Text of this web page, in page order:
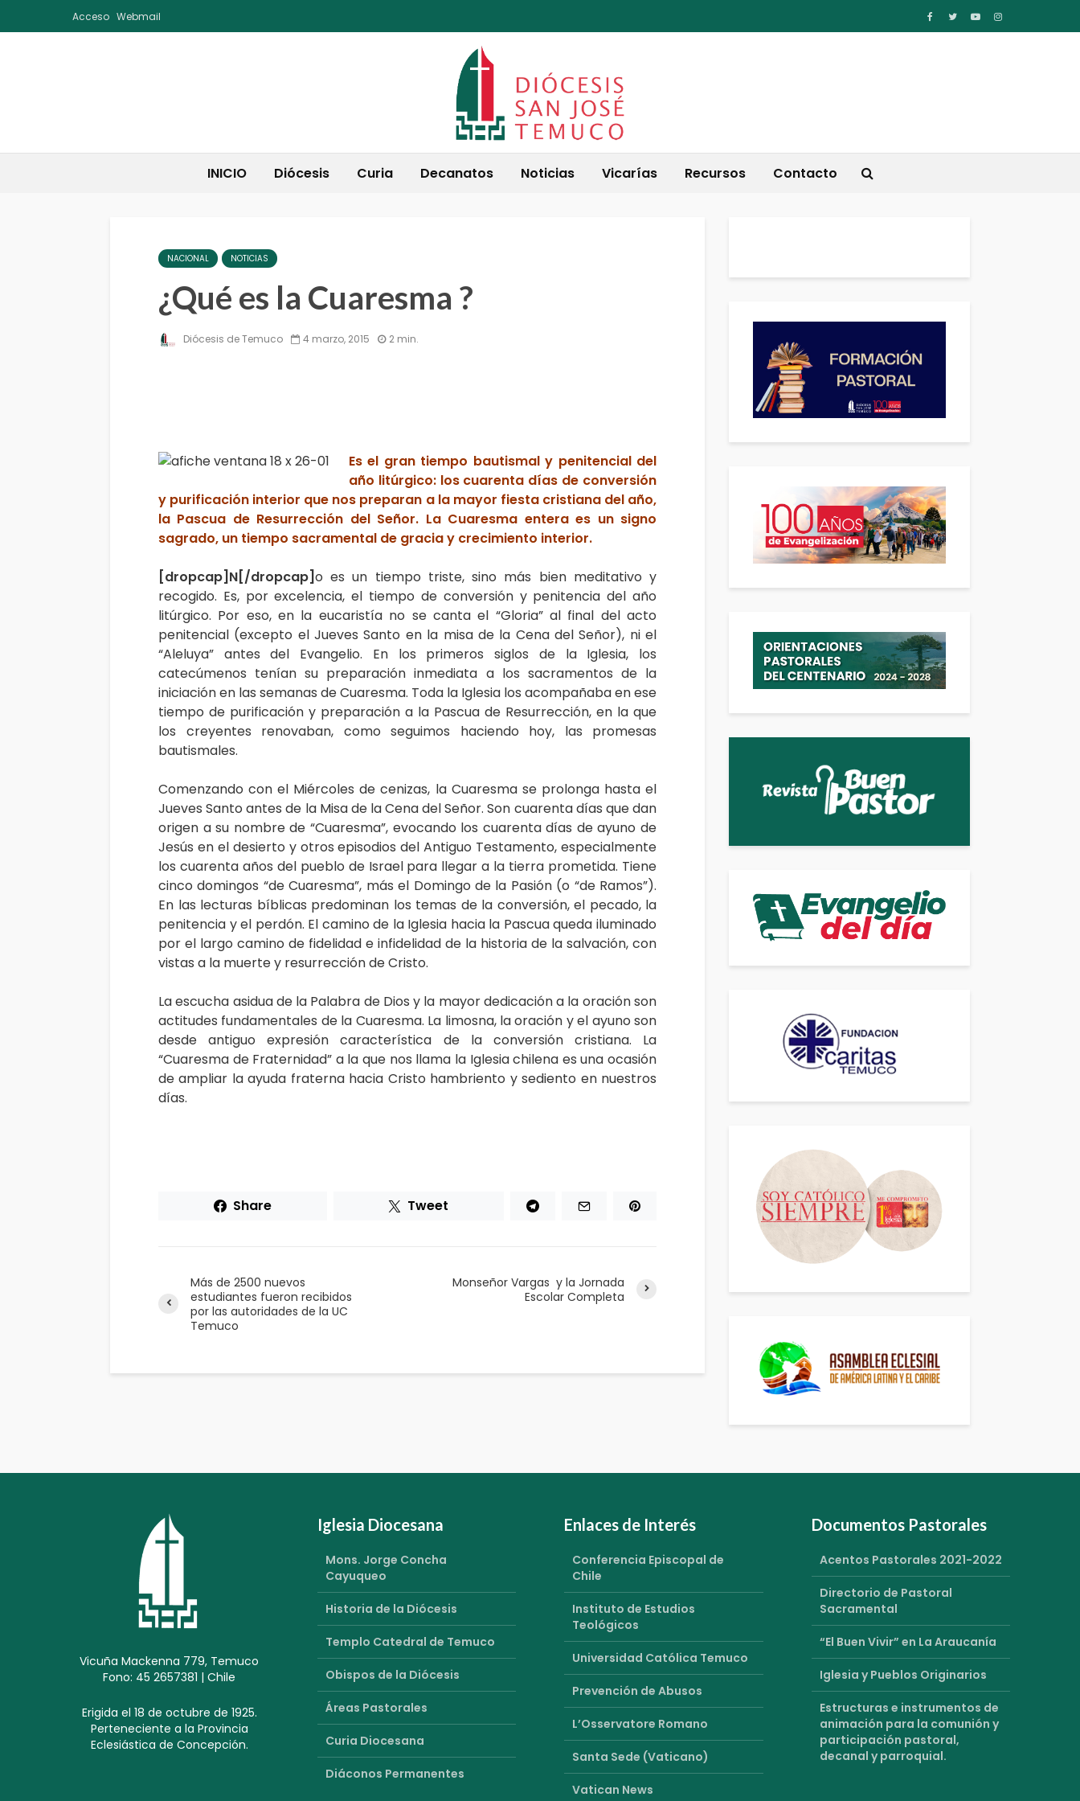
Acceso Webmail
INICIO Diócesis Curia Decanatos Noticias Vicarías Recursos Contacto
NACIONAL NOTICIAS
¿Qué es la Cuaresma ?
Diócesis de Temuco 4 marzo, 2015 2 min.
Es el gran tiempo bautismal y penitencial del
año litúrgico: los cuarenta días de conversión
y purificación interior que nos preparan a la mayor fiesta cristiana del año,
la Pascua de Resurrección del Señor. La Cuaresma entera es un signo
sagrado, un tiempo sacramental de gracia y crecimiento interior.
[dropcap]N[/dropcap]o es un tiempo triste, sino más bien meditativo y
recogido. Es, por excelencia, el tiempo de conversión y penitencia del año
litúrgico. Por eso, en la eucaristía no se canta el “Gloria” al final del acto
penitencial (excepto el Jueves Santo en la misa de la Cena del Señor), ni el
“Aleluya” antes del Evangelio. En los primeros siglos de la Iglesia, los
catecúmenos tenían su preparación inmediata a los sacramentos de la
iniciación en las semanas de Cuaresma. Toda la Iglesia los acompañaba en ese
tiempo de purificación y preparación a la Pascua de Resurrección, en la que
los creyentes renovaban, como seguimos haciendo hoy, las promesas
bautismales.
Comenzando con el Miércoles de cenizas, la Cuaresma se prolonga hasta el
Jueves Santo antes de la Misa de la Cena del Señor. Son cuarenta días que dan
origen a su nombre de “Cuaresma”, evocando los cuarenta días de ayuno de
Jesús en el desierto y otros episodios del Antiguo Testamento, especialmente
los cuarenta años del pueblo de Israel para llegar a la tierra prometida. Tiene
cinco domingos “de Cuaresma”, más el Domingo de la Pasión (o “de Ramos”).
En las lecturas bíblicas predominan los temas de la conversión, el pecado, la
penitencia y el perdón. El camino de la Iglesia hacia la Pascua queda iluminado
por el largo camino de fidelidad e infidelidad de la historia de la salvación, con
vistas a la muerte y resurrección de Cristo.
La escucha asidua de la Palabra de Dios y la mayor dedicación a la oración son
actitudes fundamentales de la Cuaresma. La limosna, la oración y el ayuno son
desde antiguo expresión característica de la conversión cristiana. La
“Cuaresma de Fraternidad” a la que nos llama la Iglesia chilena es una ocasión
de ampliar la ayuda fraterna hacia Cristo hambriento y sediento en nuestros
días.
Share Tweet
Más de 2500 nuevos
estudiantes fueron recibidos
por las autoridades de la UC
Temuco
Monseñor Vargas y la Jornada
Escolar Completa
Vicuña Mackenna 779, Temuco
Fono: 45 2657381 | Chile
Erigida el 18 de octubre de 1925.
Perteneciente a la Provincia
Eclesiástica de Concepción.
Iglesia Diocesana
Mons. Jorge Concha
Cayuqueo
Historia de la Diócesis
Templo Catedral de Temuco
Obispos de la Diócesis
Áreas Pastorales
Curia Diocesana
Diáconos Permanentes
Enlaces de Interés
Conferencia Episcopal de
Chile
Instituto de Estudios
Teológicos
Universidad Católica Temuco
Prevención de Abusos
L’Osservatore Romano
Santa Sede (Vaticano)
Vatican News
Documentos Pastorales
Acentos Pastorales 2021-2022
Directorio de Pastoral
Sacramental
“El Buen Vivir” en La Araucanía
Iglesia y Pueblos Originarios
Estructuras e instrumentos de
animación para la comunión y
participación pastoral,
decanal y parroquial.